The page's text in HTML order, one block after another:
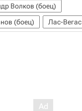
Волков (боец)
(боец)
Лас-Вегас